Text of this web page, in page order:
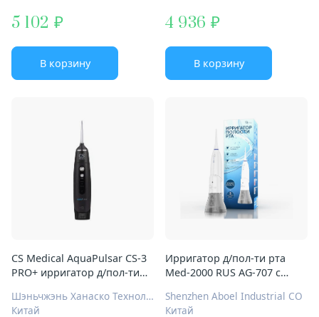
5 102
В корзину
4 936
В корзину
CS Medical AquaPulsar CS-3
PRO+ ирригатор д/пол-ти
Шэньчжэнь Ханаско Технолоджи Ко., Лтд.
Китай
Ирригатор д/пол-ти рта
Med-2000 RUS AG-707 с
Shenzhen Aboel Industrial CO
Китай